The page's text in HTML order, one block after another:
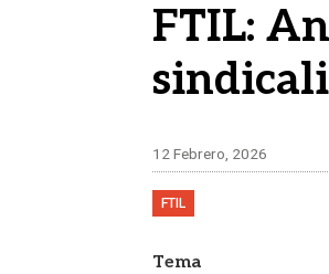
FTIL:
12 Febrero, 2026
FTIL
Tema